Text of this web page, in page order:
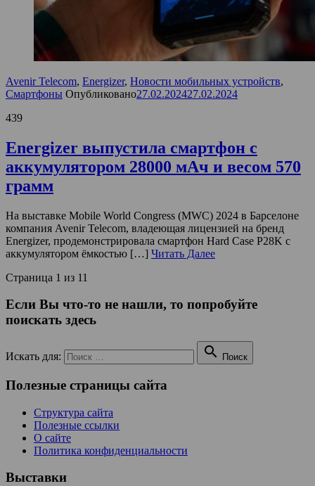
Avenir Telecom, Energizer, Новости мобильных устройств,
Смартфоны Опубликовано27.02.202427.02.2024
439
Energizer выпустила смартфон с
аккумулятором 28000 мАч и весом 570
грамм
На выставке Mobile World Congress (MWC) 2024 в Барселоне
компания Avenir Telecom, владеющая лицензией на бренд
Energizer, продемонстрировала смартфон Hard Case P28K с
аккумулятором ёмкостью […] Читать Далее
Страница 1 из 11
Если Вы что-то не нашли, то попробуйте
поискать здесь
Искать для:  Поиск
Полезные страницы сайта
Структура сайта
Полезные ссылки
О сайте
Политика конфиденциальности
Выставки